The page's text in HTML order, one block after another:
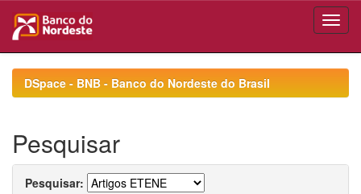
navigationDSpace - BNB - Banco do Nordeste do Brasil
Pesquisar
Pesquisar: